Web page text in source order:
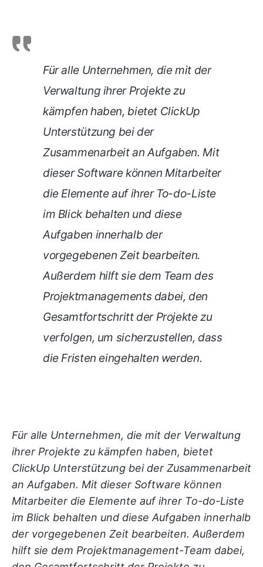
Für alle Unternehmen, die mit der
Verwaltung ihrer Projekte zu
kämpfen haben, bietet ClickUp
Unterstützung bei der
Zusammenarbeit an Aufgaben. Mit
dieser Software können Mitarbeiter
die Elemente auf ihrer To-do-Liste
im Blick behalten und diese
Aufgaben innerhalb der
vorgegebenen Zeit bearbeiten.
Außerdem hilft sie dem Team des
Projektmanagements dabei, den
Gesamtfortschritt der Projekte zu
verfolgen, um sicherzustellen, dass
die Fristen eingehalten werden.
Für alle Unternehmen, die mit der Verwaltung
ihrer Projekte zu kämpfen haben, bietet
ClickUp Unterstützung bei der Zusammenarbeit
an Aufgaben. Mit dieser Software können
Mitarbeiter die Elemente auf ihrer To-do-Liste
im Blick behalten und diese Aufgaben innerhalb
der vorgegebenen Zeit bearbeiten. Außerdem
hilft sie dem Projektmanagement-Team dabei,